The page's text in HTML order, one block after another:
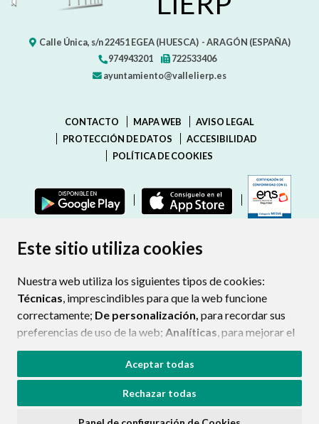
Este sitio utiliza cookies
Nuestra web utiliza los siguientes tipos de cookies:
Técnicas, imprescindibles para que la web funcione
correctamente; De personalización, para recordar sus
preferencias de uso de la web; Analíticas, para mejorar el
funcionamiento de la web y sus servicios.
Si acepta pulsando el botón“Aceptar todas”
consideramos que acepta su uso. Si pulsa el botón
Aceptar todas
Rechazar todas
Calle Única, s/n22451 EGEA (HUESCA) - ARAGÓN (ESPAÑA)
974943201
722533406
ayuntamiento@vallelierp.es
CONTACTO MAPA WEB
AVISO LEGAL
PROTECCIÓN DE DATOS
ACCESIBILIDAD
POLÍTICA DE COOKIES